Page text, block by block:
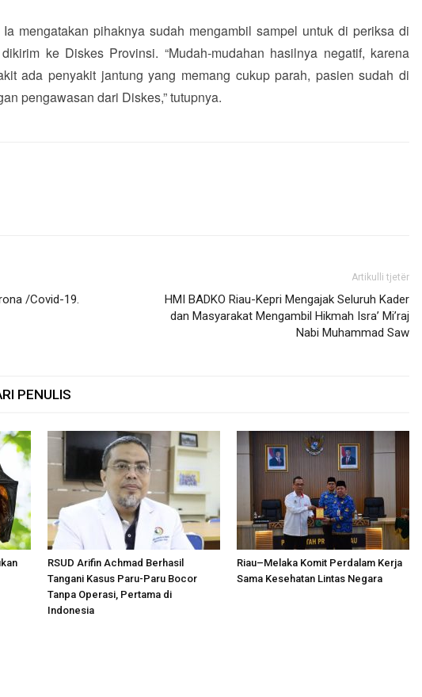
Ia mengatakan pihaknya sudah mengambil sampel untuk di periksa di
ke Diskes Provinsi. “Mudah-mudahan hasilnya negatif, karena
ada penyakit jantung yang memang cukup parah, pasien sudah di
pengawasan dari Diskes,” tutupnya.
/Covid-19.
Artikulli tjetër
HMI BADKO Riau-Kepri Mengajak Seluruh Kader
dan Masyarakat Mengambil Hikmah Isra’ Mi’raj
Nabi Muhammad Saw
PENULIS
RSUD Arifin Achmad Berhasil
Tangani Kasus Paru-Paru Bocor
Tanpa Operasi, Pertama di
Indonesia
Riau–Melaka Komit Perdalam Kerja
Sama Kesehatan Lintas Negara